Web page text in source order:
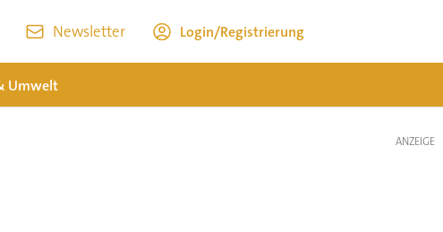
Newsletter Login/Registrierung
Umwelt
ANZEIGE